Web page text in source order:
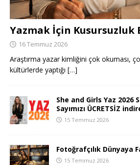
Yazmak İçin Kusursuzluk
16 Temmuz 2026
Araştırma yazar kimliğini çok okuması,
kültürlerde yaptığı […]
She and Girls Yaz 2026
Sayımızı ÜCRETSİZ
15 Temmuz 2026
Fotoğrafçılık Dünyaya
15 Temmuz 2026